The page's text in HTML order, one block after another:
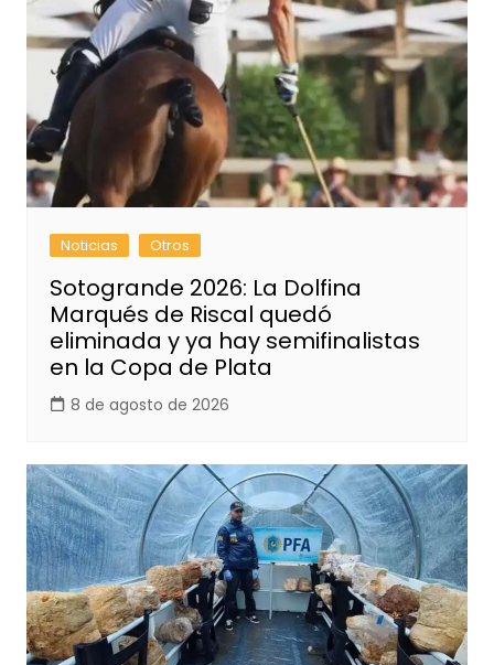
Noticias Otros
Sotogrande 2026: La Dolfina
Marqués de Riscal quedó
eliminada y ya hay semifinalistas
en la Copa de Plata
8 de agosto de 2026